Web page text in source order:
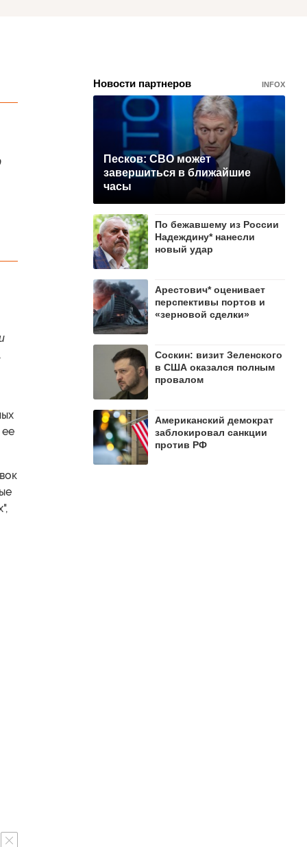
Новости партнеров INFOX
Песков: СВО может
завершиться в ближайшие
часы
По бежавшему из России
Надеждину* нанесли
новый удар
Арестович* оценивает
перспективы портов и
«зерновой сделки»
Соскин: визит Зеленского
в США оказался полным
провалом
Американский демократ
заблокировал санкции
против РФ